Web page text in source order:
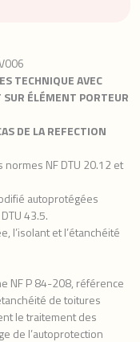
TECHNIQUE AVEC
SUR ÉLÉMENT PORTEUR
DE LA REFECTION
NF DTU 20.12 et
autoprotégées
43.5.
l’isolant et l’étanchéité
NF P 84-208, référence
de toitures
le traitement des
de l’autoprotection